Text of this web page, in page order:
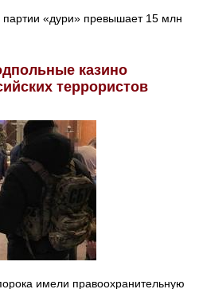
«дури» превышает 15 млн
казино
террористов
имели правоохранительную